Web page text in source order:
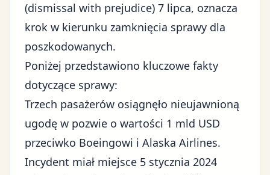
(dismissal with prejudice) 7 lipca, oznacza
krok w kierunku zamknięcia sprawy dla
poszkodowanych.
Poniżej przedstawiono kluczowe fakty
dotyczące sprawy:
Trzech pasażerów osiągnęło nieujawnioną
ugodę w pozwie o wartości 1 mld USD
przeciwko Boeingowi i Alaska Airlines.
Incydent miał miejsce 5 stycznia 2024